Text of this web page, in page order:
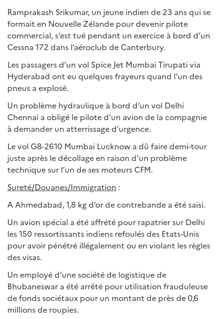
Ramprakash Srikumar, un jeune indien de 23 ans qui se
formait en Nouvelle Zélande pour devenir pilote
commercial, s’est tué pendant un exercice à bord d’un
Cessna 172 dans l’aéroclub de Canterbury.
Les passagers d’un vol Spice Jet Mumbai Tirupati via
Hyderabad ont eu quelques frayeurs quand l’un des
pneus a explosé.
Un problème hydraulique à bord d’un vol Delhi
Chennai a obligé le pilote d’un avion de la compagnie
à demander un atterrissage d’urgence.
Le vol G8-2610 Mumbai Lucknow a dû faire demi-tour
juste après le décollage en raison d’un problème
technique sur l’un de ses moteurs CFM.
Sureté/Douanes/Immigration :
A Ahmedabad, 1,8 kg d’or de contrebande a été saisi.
Un avion spécial a été affrété pour rapatrier sur Delhi
les 150 ressortissants indiens refoulés des Etats-Unis
pour avoir pénétré illégalement ou en violant les règles
des visas.
Un employé d’une société de logistique de
Bhubaneswar a été arrêté pour utilisation frauduleuse
de fonds sociétaux pour un montant de près de 0,6
millions de roupies.